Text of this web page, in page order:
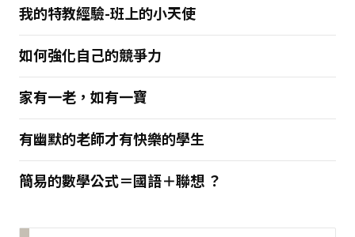
我的特教經驗-班上的小天使
如何強化自己的競爭力
家有一老，如有一寶
有幽默的老師才有快樂的學生
簡易的數學公式＝國語＋聯想 ？